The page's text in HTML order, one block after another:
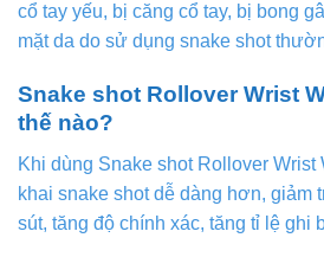
cổ tay yếu, bị căng cổ tay, bị bong
mặt da do sử dụng snake shot
Snake shot Rollover Wrist
thế nào?
Khi dùng Snake shot Rollover Wrist
khai snake shot dễ dàng hơn, giảm
sút, tăng độ chính xác, tăng tỉ lệ ghi